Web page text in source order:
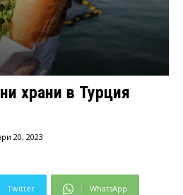
храни в Турция
20, 2023
Twitter WhatsApp